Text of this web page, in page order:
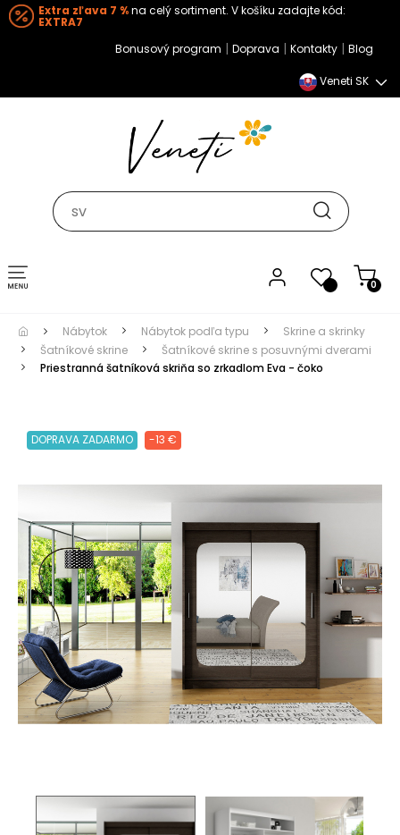
Extra zľava 7 %na celý sortiment. V košíku zadajte kód:
EXTRA7
Bonusový program | Doprava | Kontakty | Blog
Veneti SK
0
Toggle navigation
Nábytok Nábytok podľa typu
Skrine a skrinky
Šatníkové skrine
Šatníkové skrine s posuvnými dverami
Priestranná šatníková skriňa so zrkadlom Eva - čoko
DOPRAVA ZADARMO -13 €